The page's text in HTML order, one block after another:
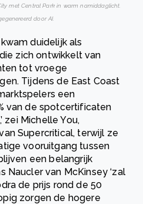
met Central Park in warm namiddaglicht.
door AI.
duidelijk als
zich ontwikkelt van
tot vroege
Tijdens de East Coast
een
van de spotcertificaten
zei Michelle You,
Supercritical, terwijl ze
vooruitgang tussen
een belangrijk
Naucler van McKinsey ‘zal
de prijs rond de 50
zorgen de hogere